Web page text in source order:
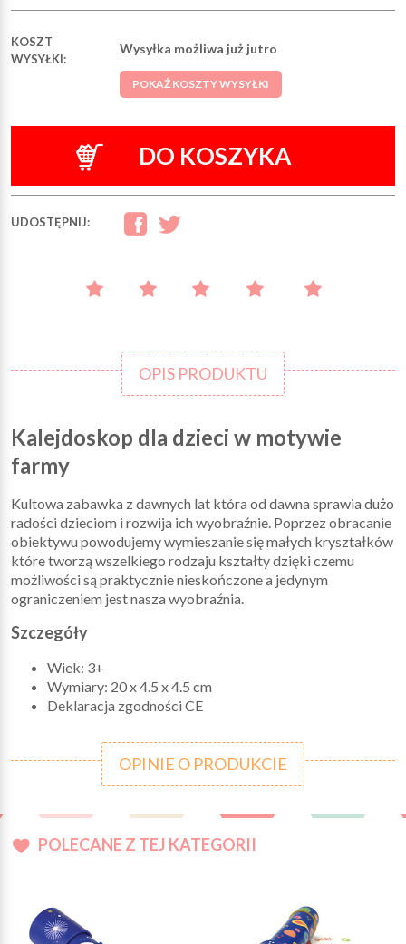
KOSZT
WYSYŁKI:
Wysyłka możliwa już jutro
POKAŻ KOSZTY WYSYŁKI
DO KOSZYKA
UDOSTĘPNIJ:
OPIS PRODUKTU
Kalejdoskop dla dzieci w motywie
farmy
Kultowa zabawka z dawnych lat która od dawna sprawia dużo
radości dzieciom i rozwija ich wyobraźnie. Poprzez obracanie
obiektywu powodujemy wymieszanie się małych kryształków
które tworzą wszelkiego rodzaju kształty dzięki czemu
możliwości są praktycznie nieskończone a jedynym
ograniczeniem jest nasza wyobraźnia.
Szczegóły
Wiek: 3+
Wymiary: 20 x 4.5 x 4.5 cm
Deklaracja zgodności CE
OPINIE O PRODUKCIE
POLECANE Z TEJ KATEGORII